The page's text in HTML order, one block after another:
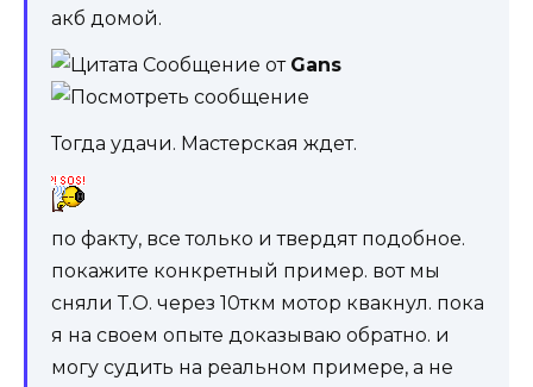
акб домой.
Сообщение от Gans
Тогда удачи. Мастерская ждет.
по факту, все только и твердят подобное.
покажите конкретный пример. вот мы
сняли Т.О. через 10ткм мотор квакнул. пока
я на своем опыте доказываю обратно. и
могу судить на реальном примере, а не